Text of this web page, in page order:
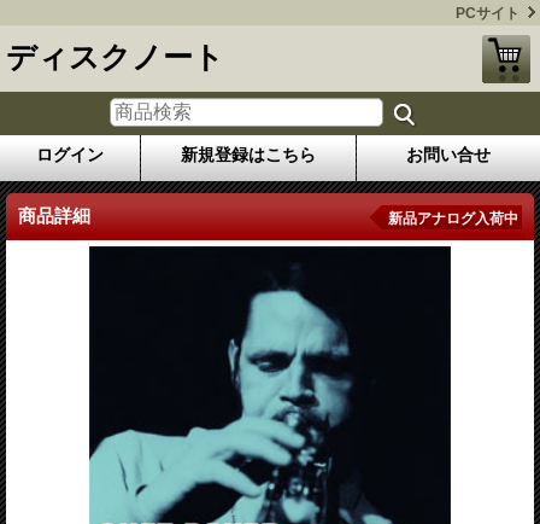
PCサイト
ディスクノート
ログイン 新規登録はこちら お問い合せ
商品詳細 新品アナログ入荷中